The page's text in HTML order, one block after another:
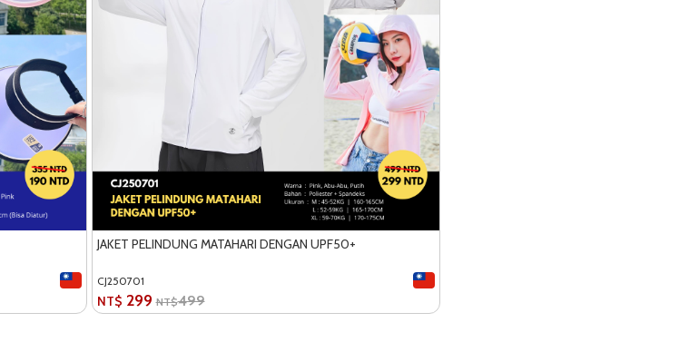
JAKET PELINDUNG MATAHARI DENGAN UPF50+
CJ250701
NT$ 299 NT$499